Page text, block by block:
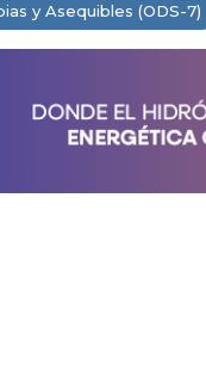
y Asequibles (ODS-7)